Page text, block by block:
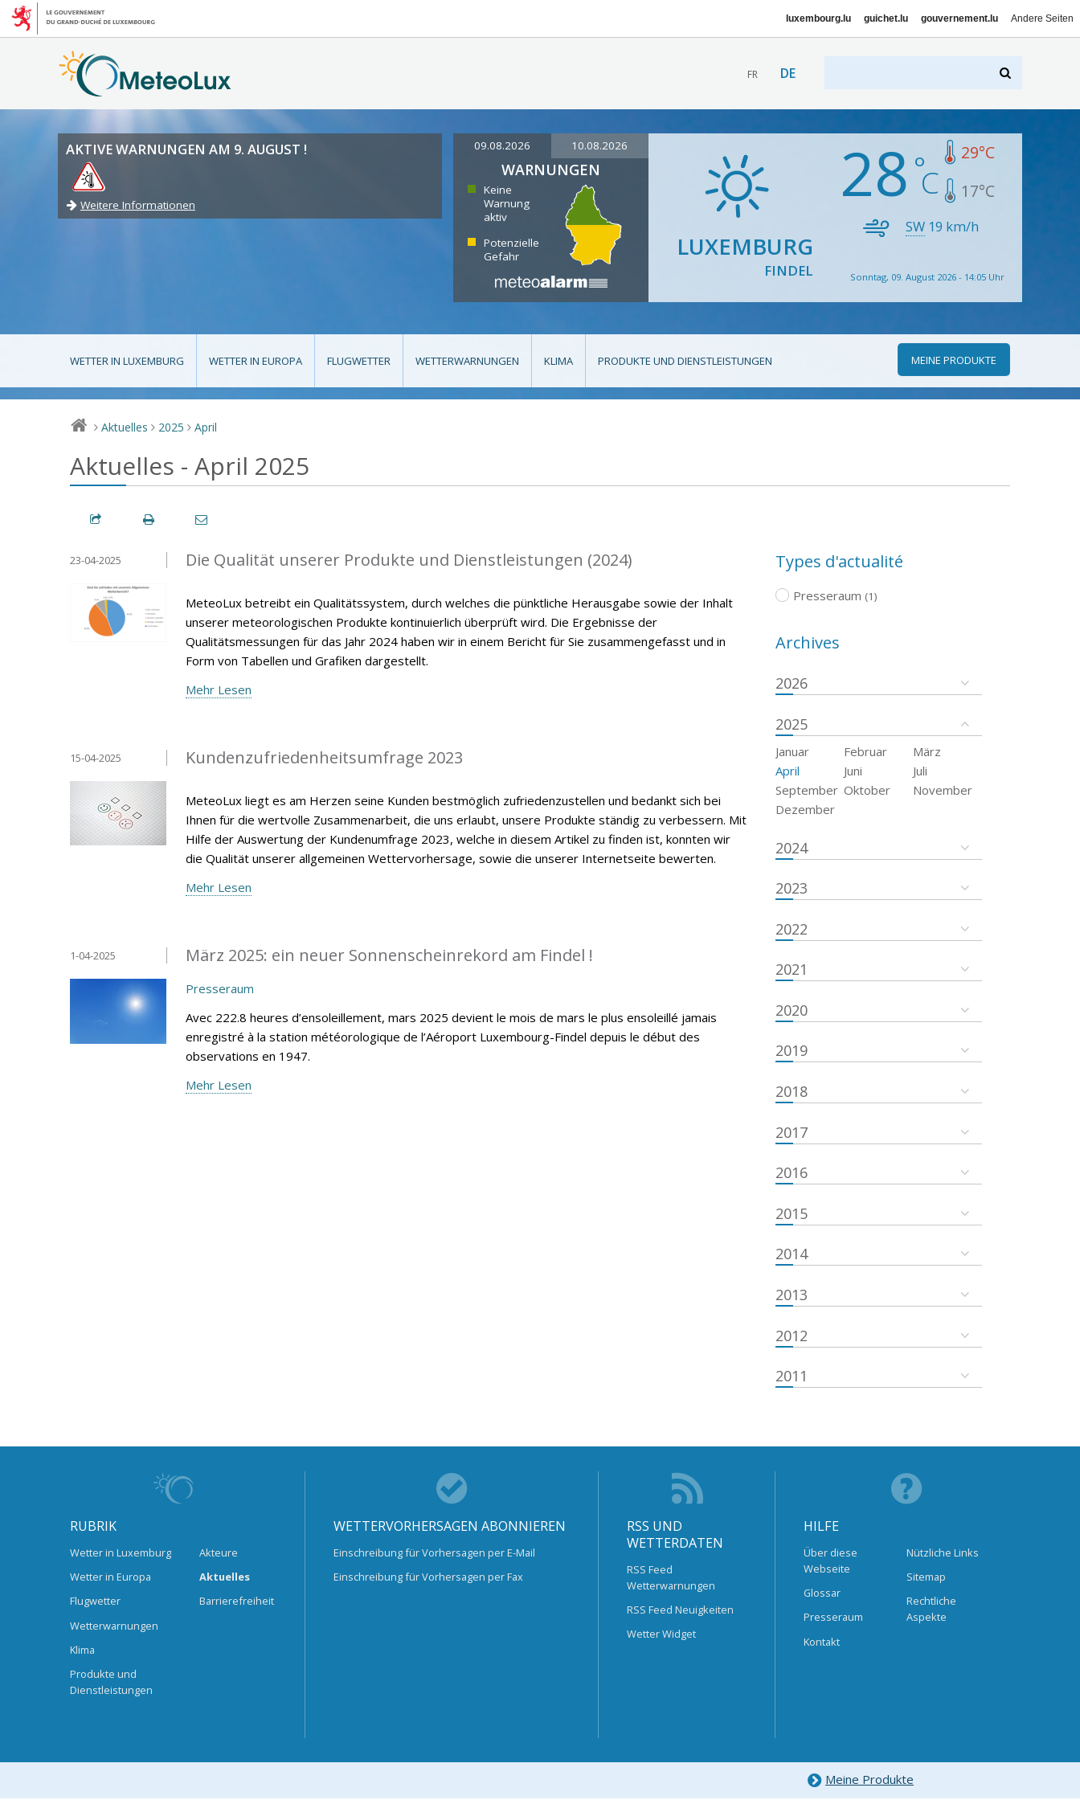
luxembourg.lu guichet.lu gouvernement.lu Andere Seiten
FR DE
AKTIVE WARNUNGEN AM 9. AUGUST !
Weitere Informationen
09.08.2026 10.08.2026
WARNUNGEN
Keine
Warnung
aktiv
Potenzielle
Gefahr
LUXEMBURG
FINDEL
28 29°C
17°C
SW 19 km/h
Sonntag, 09. August 2026 - 14:05 Uhr
WETTER IN LUXEMBURG WETTER IN EUROPA FLUGWETTER WETTERWARNUNGEN KLIMA PRODUKTE UND DIENSTLEISTUNGEN MEINE PRODUKTE
> Aktuelles > 2025 > April
Aktuelles - April 2025
Die Qualität unserer Produkte und Dienstleistungen (2024)
23-04-2025
MeteoLux betreibt ein Qualitätssystem, durch welches die pünktliche Herausgabe sowie der Inhalt
unserer meteorologischen Produkte kontinuierlich überprüft wird. Die Ergebnisse der
Qualitätsmessungen für das Jahr 2024 haben wir in einem Bericht für Sie zusammengefasst und in
Form von Tabellen und Grafiken dargestellt.
Mehr Lesen
Kundenzufriedenheitsumfrage 2023
15-04-2025
MeteoLux liegt es am Herzen seine Kunden bestmöglich zufriedenzustellen und bedankt sich bei
Ihnen für die wertvolle Zusammenarbeit, die uns erlaubt, unsere Produkte ständig zu verbessern. Mit
Hilfe der Auswertung der Kundenumfrage 2023, welche in diesem Artikel zu finden ist, konnten wir
die Qualität unserer allgemeinen Wettervorhersage, sowie die unserer Internetseite bewerten.
Mehr Lesen
März 2025: ein neuer Sonnenscheinrekord am Findel !
1-04-2025
Presseraum
Avec 222.8 heures d’ensoleillement, mars 2025 devient le mois de mars le plus ensoleillé jamais
enregistré à la station météorologique de l’Aéroport Luxembourg-Findel depuis le début des
observations en 1947.
Mehr Lesen
Types d'actualité
Presseraum (1)
Archives
2026
2025
Januar Februar
März
April
Juni
Juli
September Oktober
November
Dezember
2024
2023
2022
2021
2020
2019
2018
2017
2016
2015
2014
2013
2012
2011
RUBRIK
Wetter in Luxemburg
Wetter in Europa
Flugwetter
Wetterwarnungen
Klima
Produkte und
Dienstleistungen
Akteure
Aktuelles
Barrierefreiheit
WETTERVORHERSAGEN ABONNIEREN
Einschreibung für Vorhersagen per E-Mail
Einschreibung für Vorhersagen per Fax
RSS UND
WETTERDATEN
RSS Feed
Wetterwarnungen
RSS Feed Neuigkeiten
Wetter Widget
HILFE
Über diese
Webseite
Glossar
Presseraum
Kontakt
Nützliche Links
Sitemap
Rechtliche
Aspekte
Meine Produkte